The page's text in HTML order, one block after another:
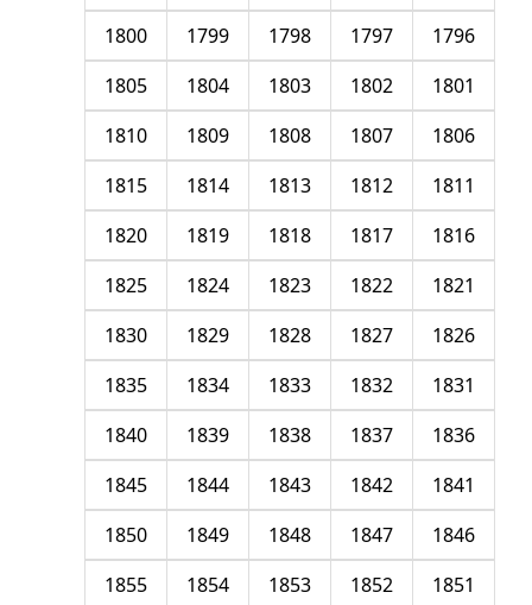
1796
1797
1798
1799
1800
1801
1802
1803
1804
1805
1806
1807
1808
1809
1810
1811
1812
1813
1814
1815
1816
1817
1818
1819
1820
1821
1822
1823
1824
1825
1826
1827
1828
1829
1830
1831
1832
1833
1834
1835
1836
1837
1838
1839
1840
1841
1842
1843
1844
1845
1846
1847
1848
1849
1850
1851
1852
1853
1854
1855